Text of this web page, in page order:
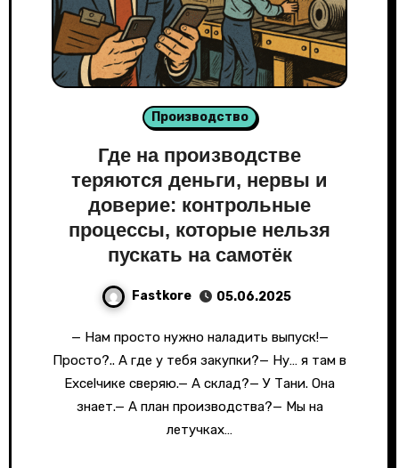
Производство
Где на производстве
теряются деньги, нервы и
доверие: контрольные
процессы, которые нельзя
пускать на самотёк
Fastkore 05.06.2025
— Нам просто нужно наладить выпуск!—
Просто?.. А где у тебя закупки?— Ну… я там в
Excelчике сверяю.— А склад?— У Тани. Она
знает.— А план производства?— Мы на
летучках…